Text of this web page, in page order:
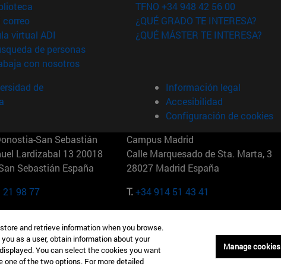
(abre en nueva ventana)
correo(abre en nueva ventana)
virtual ADI (abre en nueva ventana)
de personas(abre en nueva ventana)
con nosotros(abre en nueva ventana)
TFNO +34 948 42 56 00
¿QUÉ GRADO TE INTERESA?
¿QUÉ MÁSTER TE INTERESA?
de
Información legal
Accesibilidad
Configuración de cookies
San Sebastián
Lardizabal 13 20018
Sebastián España
21 98 77
Campus Madrid
Calle Marquesado de Sta. Marta, 3
28027 Madrid España
T.+34 914 51 43 41
St 10019-2201 Nueva York Maria-Theresia-Straße 15 81675
Múnich Alemania
and retrieve information when you browse.
as a user, obtain information about your
You can select the cookies you want
of the two options. For more detailed
Manage cookies